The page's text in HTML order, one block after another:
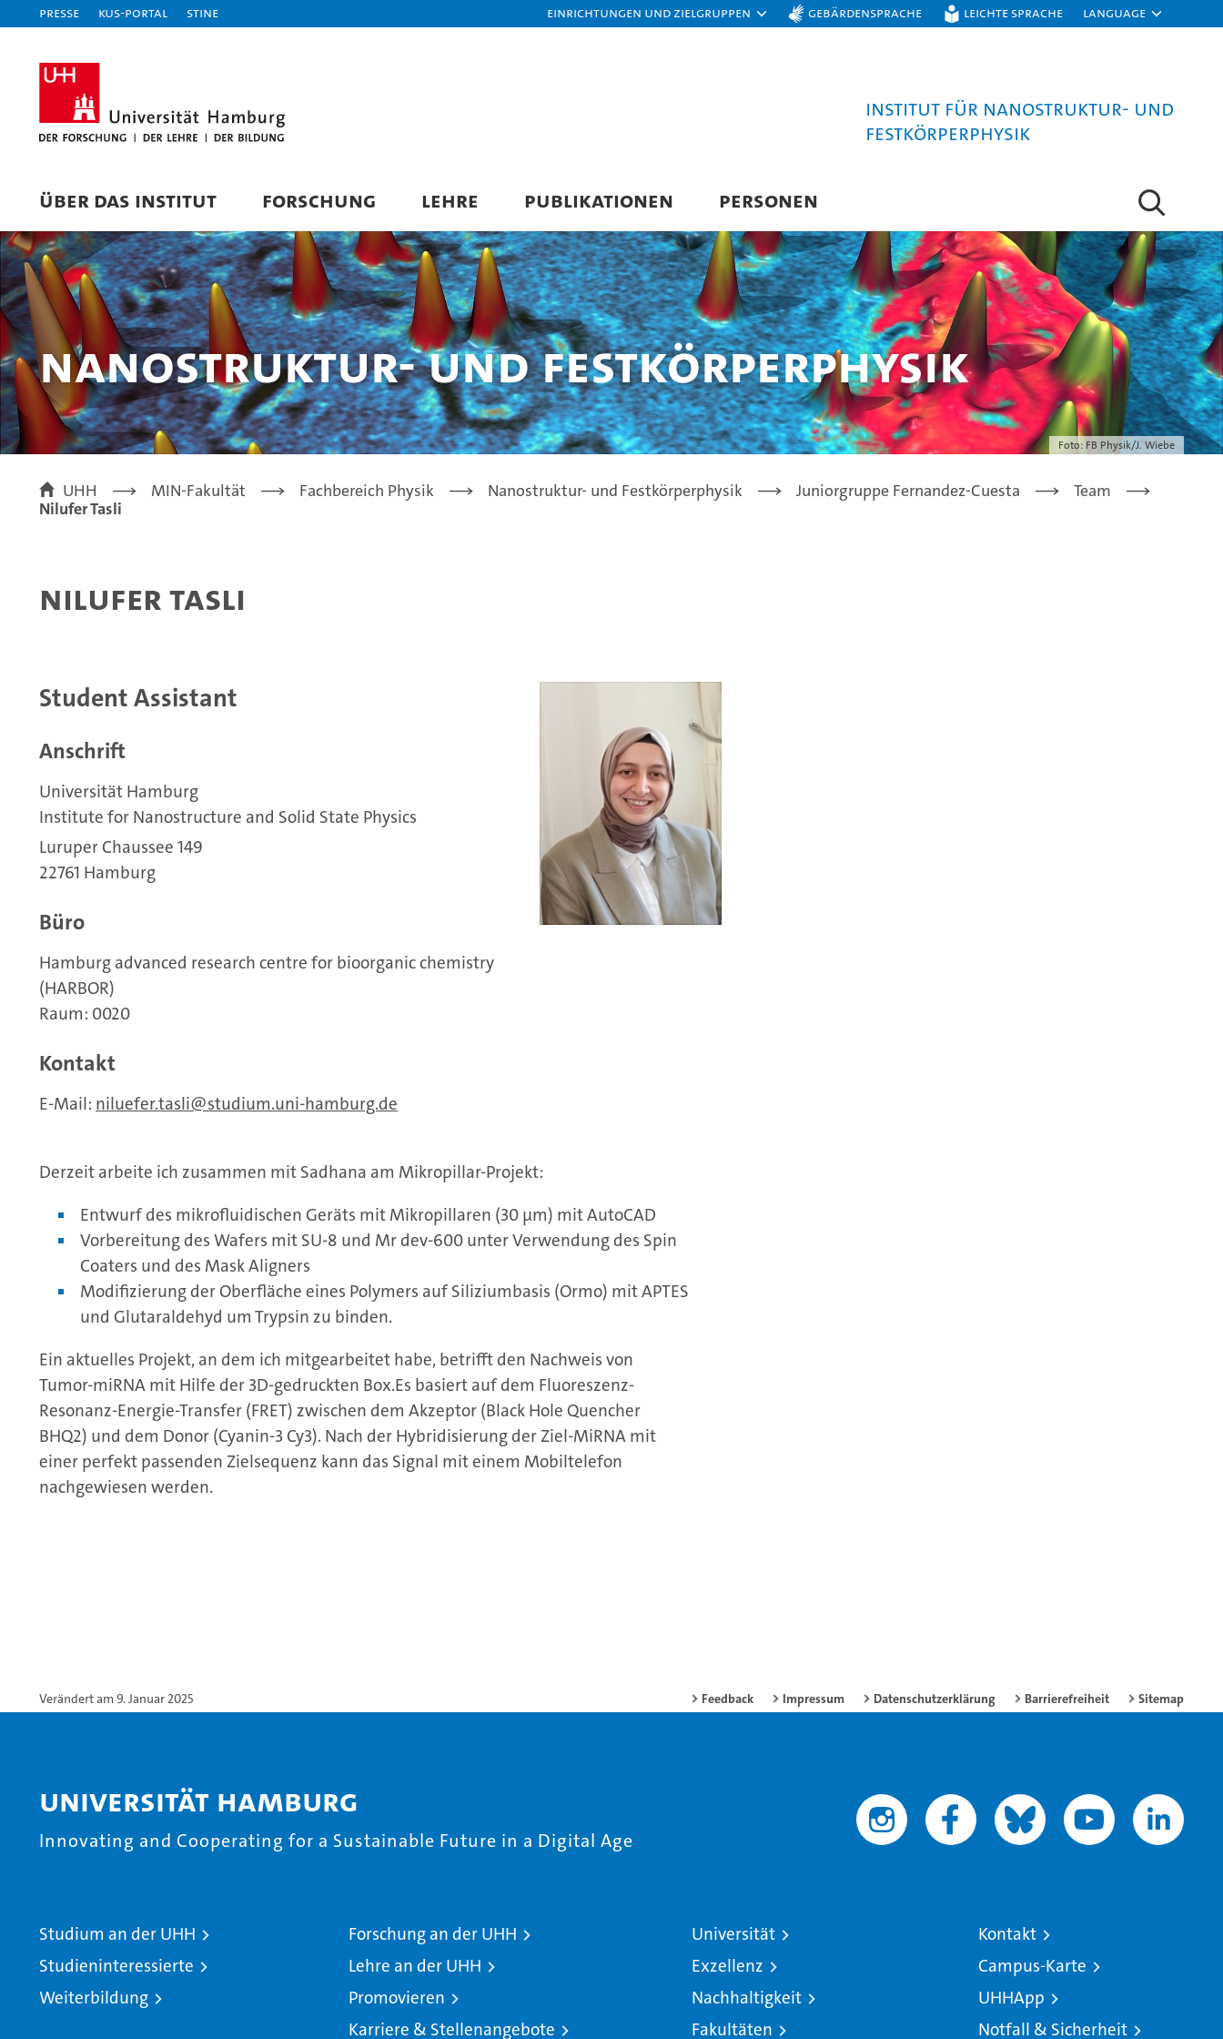
Presse KUS-Portal STiNE Einrichtungen und Zielgruppen Gebärdensprache Leichte Sprache Language
Institut für Nanostruktur- und
Festkörperphysik
ÜBER DAS INSTITUT FORSCHUNG LEHRE PUBLIKATIONEN PERSONEN
Foto: FB Physik/J. Wiebe
Nanostruktur- und Festkörperphysik
UHH MIN-Fakultät Fachbereich Physik Nanostruktur- und Festkörperphysik Juniorgruppe Fernandez-Cuesta
Team
Nilufer Tasli
Nilufer Tasli
Student Assistant
Anschrift
Universität Hamburg
Institute for Nanostructure and Solid State Physics
Luruper Chaussee 149
22761 Hamburg
Büro
Hamburg advanced research centre for bioorganic chemistry
(HARBOR)
Raum: 0020
Kontakt
E-Mail: niluefer.tasli studium.uni-hamburg.de
Derzeit arbeite ich zusammen mit Sadhana am Mikropillar-Projekt:
Entwurf des mikrofluidischen Geräts mit Mikropillaren (30 µm) mit AutoCAD
Vorbereitung des Wafers mit SU-8 und Mr dev-600 unter Verwendung des Spin
Coaters und des Mask Aligners
Modifizierung der Oberfläche eines Polymers auf Siliziumbasis (Ormo) mit APTES
und Glutaraldehyd um Trypsin zu binden.
Ein aktuelles Projekt, an dem ich mitgearbeitet habe, betrifft den Nachweis von
Tumor-miRNA mit Hilfe der 3D-gedruckten Box.Es basiert auf dem Fluoreszenz-
Resonanz-Energie-Transfer (FRET) zwischen dem Akzeptor (Black Hole Quencher
BHQ2) und dem Donor (Cyanin-3 Cy3). Nach der Hybridisierung der Ziel-MiRNA mit
einer perfekt passenden Zielsequenz kann das Signal mit einem Mobiltelefon
nachgewiesen werden.
Verändert am 9. Januar 2025 Feedback Impressum Datenschutzerklärung Barrierefreiheit Sitemap
Universität Hamburg
Innovating and Cooperating for a Sustainable Future in a Digital Age
Studium an der UHH
Studieninteressierte
Weiterbildung
Forschung an der UHH
Lehre an der UHH
Promovieren
Karriere & Stellenangebote
Universität
Exzellenz
Nachhaltigkeit
Fakultäten
Kontakt
Campus-Karte
UHHApp
Notfall & Sicherheit